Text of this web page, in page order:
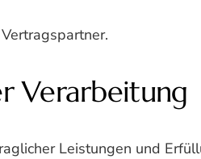
Verarbeitung
Leistungen und